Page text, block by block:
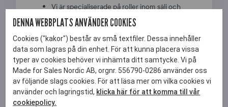
Vi är specialiserade på roller inom sälj och
marknad.
erfarenhet av marknadsföring, försäljning och
affärsutveckling.
Vi arbetar strukturerat och kompetensbaserat
genom hela processen.
Vi hjälper er att skapa en kravprofil som
fungerar i praktiken, inte bara på pappret.
DENNA WEBBPLATS ANVÄNDER COOKIES
Cookies ("kakor") består av små textfiler. Dessa innehåller
data som lagras på din enhet. För att kunna placera vissa
typer av cookies behöver vi inhämta ditt samtycke. Vi på
Made for Sales Nordic AB, orgnr. 556790-0286 använder oss
av följande slags cookies. För att läsa mer om vilka cookies vi
använder och lagringstid, klicka här för att komma till vår
cookiepolicy.